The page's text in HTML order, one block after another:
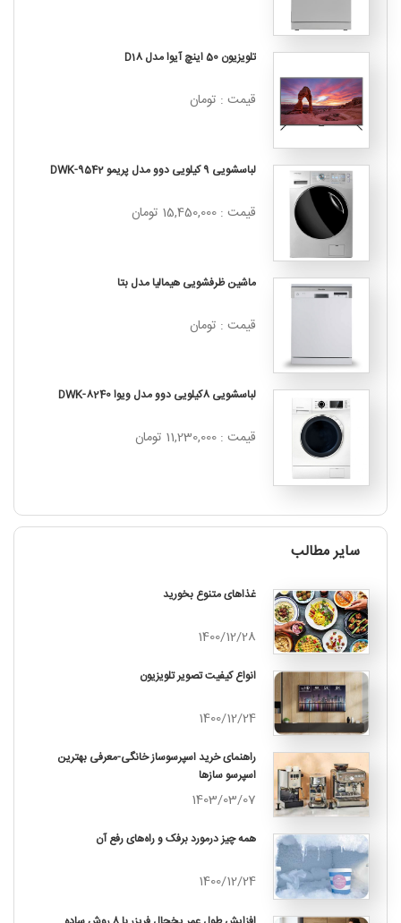
تلویزیون 50 اینچ آیوا مدل D18
قیمت : تومان
لباسشویی 9 کیلویی دوو مدل پریمو DWK-9542
قیمت : 15,450,000 تومان
ماشین ظرفشویی هیمالیا مدل بتا
قیمت : تومان
لباسشویی 8کیلویی دوو مدل ویوا DWK-8240
قیمت : 11,230,000 تومان
سایر مطالب
غذاهای متنوع بخورید
1400/12/28
انواع کیفیت تصویر تلویزیون
1400/12/24
راهنمای خرید اسپرسوساز خانگی-معرفی بهترین
اسپرسو سازها
1403/03/07
همه چیز درمورد برفک و راه‌های رفع آن
1400/12/24